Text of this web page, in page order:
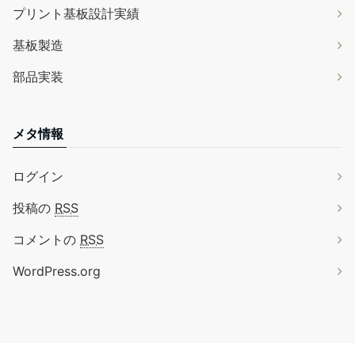
プリント基板設計実績
基板製造
部品実装
メタ情報
ログイン
投稿の RSS
コメントの RSS
WordPress.org